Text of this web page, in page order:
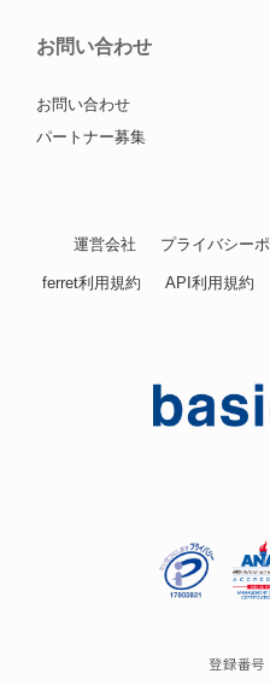
お問い合わせ
お問い合わせ
パートナー募集
運営会社 プライバシー
ferret利用規約 API利用規約
登録番号